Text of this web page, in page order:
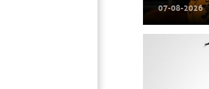
07-08-2026